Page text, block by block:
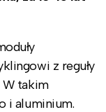
z reguły
W takim
i aluminium.